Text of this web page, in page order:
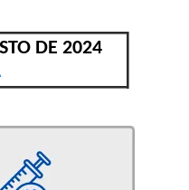
DE 2024